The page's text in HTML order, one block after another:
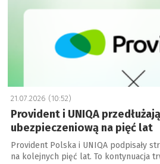
21.07.2026 (10:52)
Provident i UNIQA
ubezpieczeniową na pięć lat
Provident Polska i UNIQA podpisały
na kolejnych pięć lat. To kontynuacja